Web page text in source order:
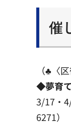
催
（♣〈
◆夢育
3/17・
6271）